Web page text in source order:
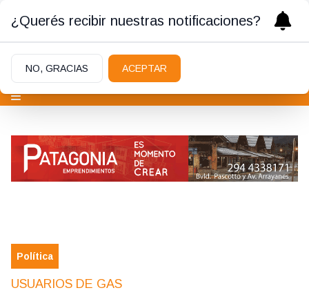
Política
USUARIOS DE GAS
¿Querés recibir nuestras notificaciones?
NO, GRACIAS ACEPTAR